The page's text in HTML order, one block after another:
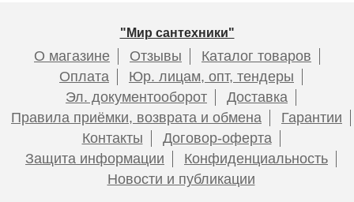
"Мир сантехники"
О магазине Отзывы
Каталог товаров
Оплата
Юр. лицам, опт, тендеры
Эл. документооборот
Доставка
Правила приёмки, возврата и обмена
Гарантии
Контакты
Договор-оферта
Защита информации
Конфиденциальность
Новости и публикации